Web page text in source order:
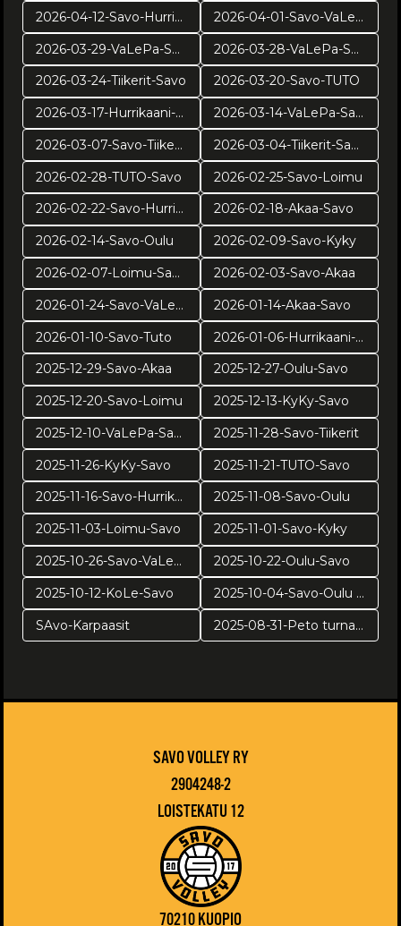
2026-04-12-Savo-Hurrikaani-ve2
2026-04-01-Savo-VaLePa-pv3
2026-03-29-VaLePa-Savo-pv2
2026-03-28-VaLePa-Savo-pv1
2026-03-24-Tiikerit-Savo
2026-03-20-Savo-TUTO
2026-03-17-Hurrikaani-Savo
2026-03-14-VaLePa-Savo
2026-03-07-Savo-Tiikerit
2026-03-04-Tiikerit-Savo
2026-02-28-TUTO-Savo
2026-02-25-Savo-Loimu
2026-02-22-Savo-Hurrikaani
2026-02-18-Akaa-Savo
2026-02-14-Savo-Oulu
2026-02-09-Savo-Kyky
2026-02-07-Loimu-Savo
2026-02-03-Savo-Akaa
2026-01-24-Savo-VaLePa
2026-01-14-Akaa-Savo
2026-01-10-Savo-Tuto
2026-01-06-Hurrikaani-Savo KUVAT: Juuso Riponiemi
2025-12-29-Savo-Akaa
2025-12-27-Oulu-Savo
2025-12-20-Savo-Loimu
2025-12-13-KyKy-Savo
2025-12-10-VaLePa-Savo
2025-11-28-Savo-Tiikerit
2025-11-26-KyKy-Savo
2025-11-21-TUTO-Savo
2025-11-16-Savo-Hurrikaani
2025-11-08-Savo-Oulu
2025-11-03-Loimu-Savo
2025-11-01-Savo-Kyky
2025-10-26-Savo-VaLePa
2025-10-22-Oulu-Savo
2025-10-12-KoLe-Savo
2025-10-04-Savo-Oulu harj
SAvo-Karpaasit
2025-08-31-Peto turnaus
SAVO VOLLEY RY
2904248-2
LOISTEKATU 12
70210 KUOPIO